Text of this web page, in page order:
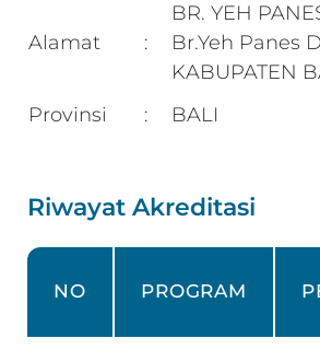
Alamat :
BR. YEH
Br.Yeh Panes
KABUPATEN
Provinsi
: BALI
Riwayat Akreditasi
NO PROGRAM